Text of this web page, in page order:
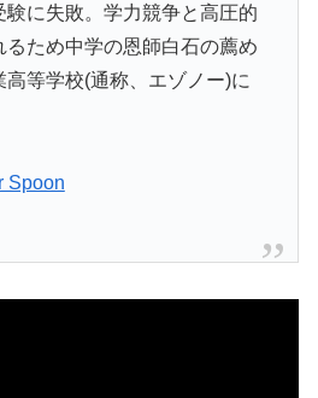
験に失敗。学力競争と高圧的
るため中学の恩師白石の薦め
等学校(通称、エゾノー)に
Spoon